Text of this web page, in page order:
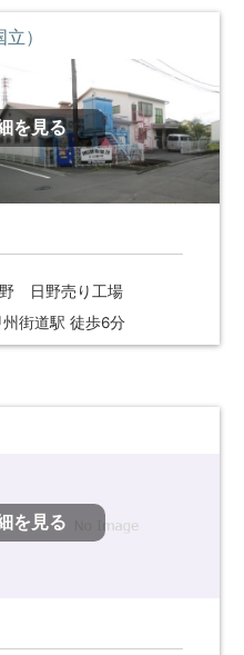
）
を見る
野 日野売り工場
街道駅 徒歩6分
を見る